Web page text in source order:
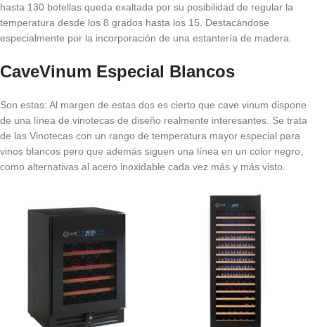
hasta 130 botellas queda exaltada por su posibilidad de regular la
temperatura desde los 8 grados hasta los 15. Destacándose
especialmente por la incorporación de una estantería de madera.
CaveVinum Especial Blancos
Son estas: Al margen de estas dos es cierto que cave vinum dispone
de una línea de vinotecas de diseño realmente interesantes. Se trata
de las Vinotecas con un rango de temperatura mayor especial para
vinos blancos pero que además siguen una línea en un color negro,
como alternativas al acero inoxidable cada vez más y más visto.